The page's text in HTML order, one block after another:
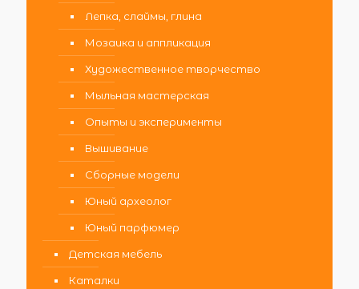
Лепка, слаймы, глина
Мозаика и аппликация
Художественное творчество
Мыльная мастерская
Опыты и эксперименты
Вышивание
Сборные модели
Юный археолог
Юный парфюмер
Детская мебель
Каталки